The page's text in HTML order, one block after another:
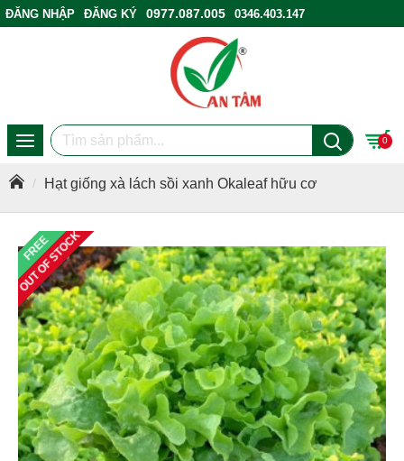
ĐĂNG NHẬP ĐĂNG KÝ 0977.087.005
0346.403.147
0
Hạt giống xà lách sồi xanh Okaleaf hữu cơ
FREE
OUT OF STOCK